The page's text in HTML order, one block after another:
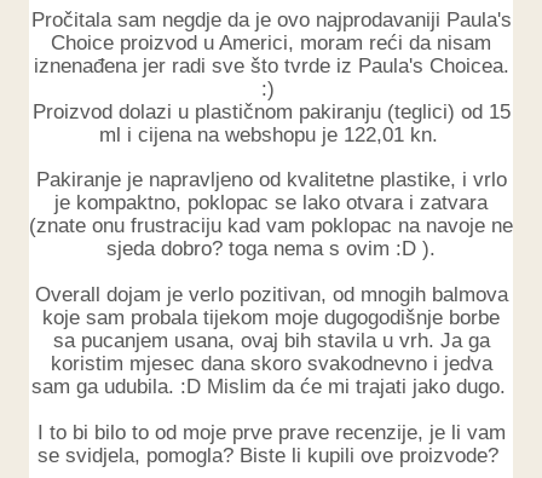
Pročitala sam negdje da je ovo najprodavaniji Paula's
Choice proizvod u Americi, moram reći da nisam
iznenađena jer radi sve što tvrde iz Paula's Choicea.
:)
Proizvod dolazi u plastičnom pakiranju (teglici) od 15
ml i cijena na webshopu je 122,01 kn.
Pakiranje je napravljeno od kvalitetne plastike, i vrlo
je kompaktno, poklopac se lako otvara i zatvara
(znate onu frustraciju kad vam poklopac na navoje ne
sjeda dobro? toga nema s ovim :D ).
Overall dojam je verlo pozitivan, od mnogih balmova
koje sam probala tijekom moje dugogodišnje borbe
sa pucanjem usana, ovaj bih stavila u vrh. Ja ga
koristim mjesec dana skoro svakodnevno i jedva
sam ga udubila. :D Mislim da će mi trajati jako dugo.
I to bi bilo to od moje prve prave recenzije, je li vam
se svidjela, pomogla? Biste li kupili ove proizvode?